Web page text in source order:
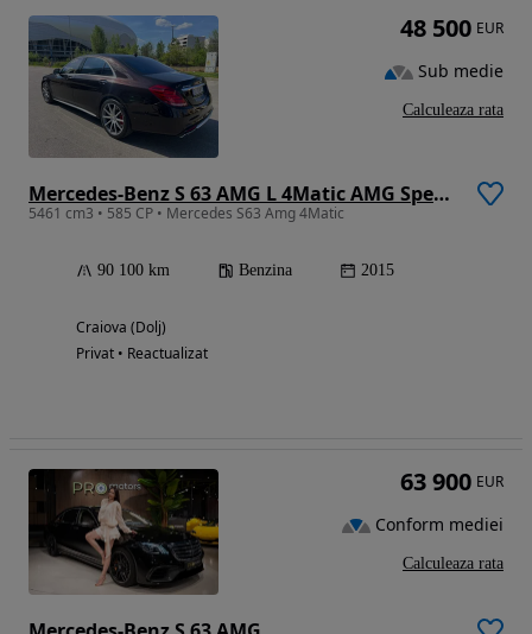
Mercedes-Benz S 63 AMG L 4Matic AMG Speedshift MCT
5461 cm3 • 585 CP • Mercedes S63 Amg 4Matic
90 100 km Benzina 2015
Craiova (Dolj)
Privat • Reactualizat
48 500 EUR
Sub medie
Calculeaza rata
63 900 EUR
Conform mediei
Calculeaza rata